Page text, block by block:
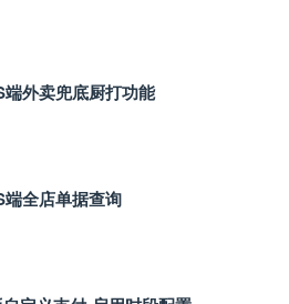
外卖兜底厨打功能
全店单据查询